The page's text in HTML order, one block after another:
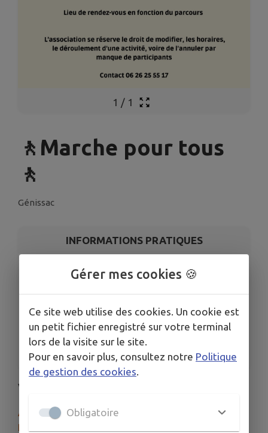
1 / 1
🚶Marche pour tous
🚶
Génissac
INFORMATIONS PRATIQUES
La cale du port
Le lun. 6 oct.
ORGANISÉ PAR
Familles Rurales de Génissac
Vivre mieux !
ACTIVITE MARCHE POUR TOUS "LES PETITS
PAS TRANQUILLES"
Gérer mes cookies 🍪
Ce site web utilise des cookies. Un cookie est
un petit fichier enregistré sur votre terminal
lors de la visite sur le site.
Pour en savoir plus, consultez notre Politique
de gestion des cookies
Obligatoire